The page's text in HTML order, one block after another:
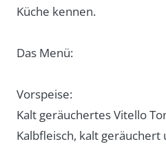
Küche kennen.
Das Menü:
Vorspeise:
Kalt geräuchertes Vitello
Kalbfleisch, kalt geräuchert